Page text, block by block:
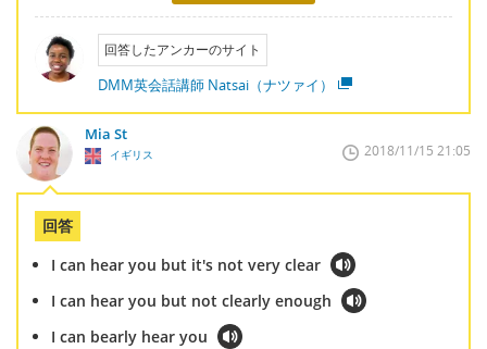
回答したアンカーのサイト
DMM英会話講師 Natsai（ナツァイ）
Mia St
イギリス 2018/11/15 21:05
回答
I can hear you but it's not very clear
I can hear you but not clearly enough
I can bearly hear you